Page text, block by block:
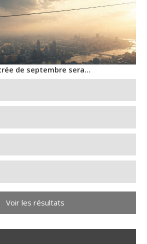
de septembre sera…
Voir les résultats